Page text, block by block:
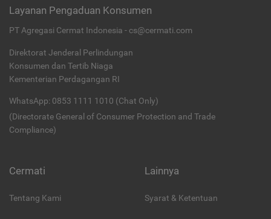
Layanan Pengaduan Konsumen
PT Agregasi Cermat Indonesia - cs@cermati.com
Direktorat Jenderal Perlindungan
Konsumen dan Tertib Niaga
Kementerian Perdagangan RI
WhatsApp: 0853 1111 1010 (Chat Only)
(Directorate General of Consumer Protection and Trade
Compliance)
Cermati
Tentang Kami
Lainnya
Syarat & Ketentuan